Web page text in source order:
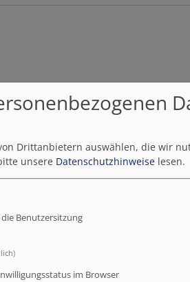
Drittanbietern auswählen, die wir
unsere Datenschutzhinweise lesen.
Benutzersitzung
im Browser